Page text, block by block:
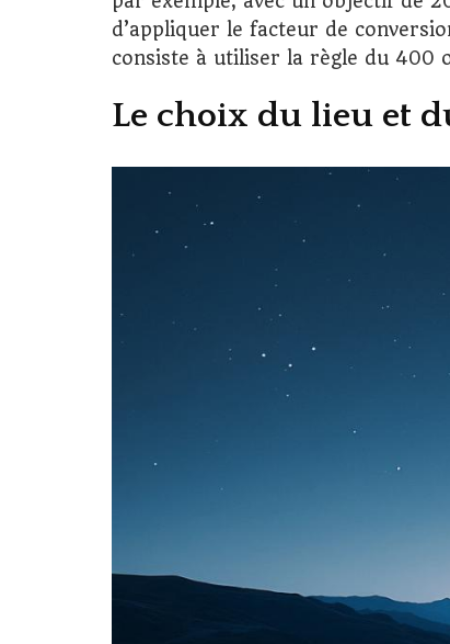
d’appliquer le facteur de
consiste à utiliser la règle du 400
Le choix du lieu et